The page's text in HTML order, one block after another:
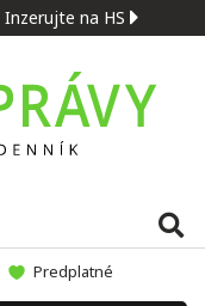
Inzerujte na HS
Predplatné